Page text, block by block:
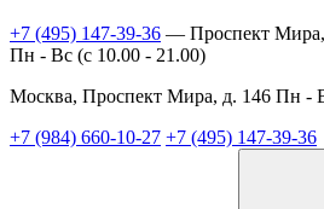
+7 (495) 147-39-36 — Проспект
Пн - Вс (c 10.00 - 21.00)
Москва, Проспект Мира, д. 146 Пн -
+7 (984) 660-10-27 +7 (495) 147-39-36